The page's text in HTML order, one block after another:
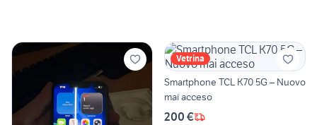
Vetrina
Smartphone TCL K70 5G – Nuovo
mai acceso
200 €